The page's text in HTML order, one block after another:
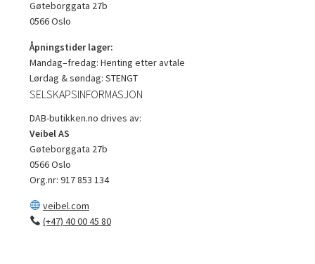
Gøteborggata 27b
0566 Oslo
Åpningstider lager:
Mandag–fredag: Henting etter avtale
Lørdag & søndag: STENGT
SELSKAPSINFORMASJON
DAB-butikken.no drives av:
Veibel AS
Gøteborggata 27b
0566 Oslo
Org.nr: 917 853 134
veibel.com
(+47) 40 00 45 80